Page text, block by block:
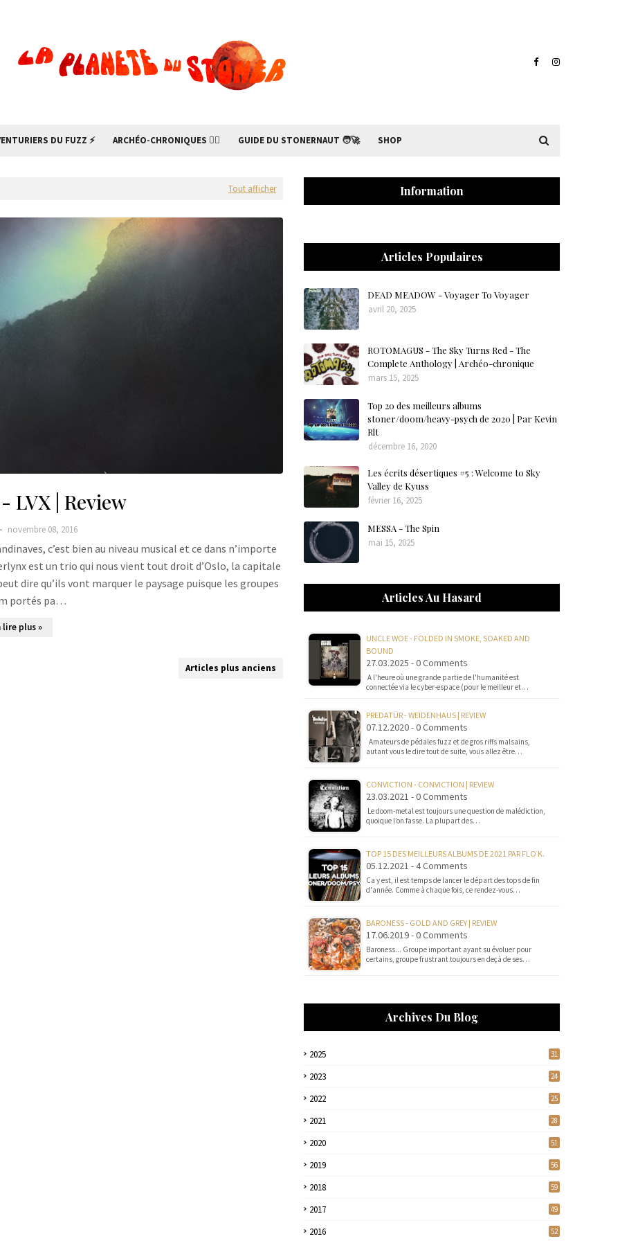
DU FUZZ ⚡ ARCHÉO-CHRONIQUES 🧙‍♂ GUIDE DU STONERNAUT 🧑‍🚀 SHOP
Tout afficher
LVX | Review
novembre 08, 2016
c’est bien au niveau musical et ce dans n’importe
est un trio qui nous vient tout droit d’Oslo, la capitale
dire qu’ils vont marquer le paysage puisque les groupes
portés pa…
lire plus »
Articles plus anciens
Information
Articles Populaires
DEAD MEADOW - Voyager To Voyager
avril 20, 2025
ROTOMAGUS - The Sky Turns Red - The
Complete Anthology | Archéo-chronique
mars 15, 2025
Top 20 des meilleurs albums
stoner/doom/heavy-psych de 2020 | Par Kevin
Rlt
décembre 16, 2020
Les écrits désertiques #5 : Welcome to Sky
Valley de Kyuss
février 16, 2025
MESSA - The Spin
mai 15, 2025
Articles Au Hasard
UNCLE WOE - FOLDED IN SMOKE, SOAKED AND
BOUND
27.03.2025 - 0 Comments
A l'heure où une grande partie de l'humanité est
connectée via le cyber-espace (pour le meilleur et…
PREDATÜR - WEIDENHAUS | REVIEW
07.12.2020 - 0 Comments
Amateurs de pédales fuzz et de gros riffs malsains,
autant vous le dire tout de suite, vous allez être…
CONVICTION - CONVICTION | REVIEW
23.03.2021 - 0 Comments
Le doom-metal est toujours une question de malédiction,
quoique l’on fasse. La plupart des…
TOP 15 DES MEILLEURS ALBUMS DE 2021 PAR FLO K.
05.12.2021 - 4 Comments
Ca y est, il est temps de lancer le départ des tops de fin
d'année. Comme à chaque fois, ce rendez-vous…
BARONESS - GOLD AND GREY | REVIEW
17.06.2019 - 0 Comments
Baroness... Groupe important ayant su évoluer pour
certains, groupe frustrant toujours en deçà de ses…
Archives Du Blog
2025 31
2023 24
2022 25
2021 28
2020 51
2019 56
2018 59
2017 49
2016 52